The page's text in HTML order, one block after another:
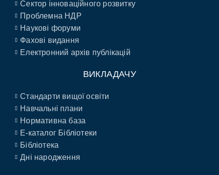
Сектор інноваційного розвитку
Проблемна НДР
Наукові форуми
Фахові видання
Електронний архів публікацій
ВИКЛАДАЧУ
Стандарти вищої освіти
Навчальні плани
Нормативна база
E-каталог Бібліотеки
Бібліотека
Дні народження